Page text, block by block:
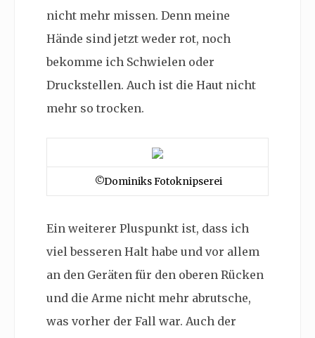
nicht mehr missen. Denn meine
Hände sind jetzt weder rot, noch
bekomme ich Schwielen oder
Druckstellen. Auch ist die Haut nicht
mehr so trocken.
©Dominiks Fotoknipserei
Ein weiterer Pluspunkt ist, dass ich
viel besseren Halt habe und vor allem
an den Geräten für den oberen Rücken
und die Arme nicht mehr abrutsche,
was vorher der Fall war. Auch der